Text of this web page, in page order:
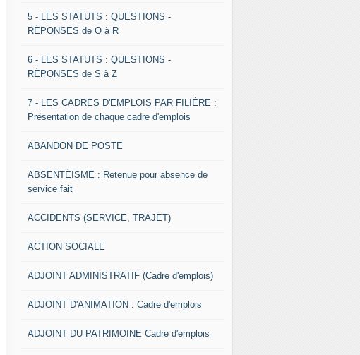
5 - LES STATUTS : QUESTIONS -
RÉPONSES de O à R
6 - LES STATUTS : QUESTIONS -
RÉPONSES de S à Z
7 - LES CADRES D'EMPLOIS PAR FILIÈRE :
Présentation de chaque cadre d'emplois
ABANDON DE POSTE
ABSENTÉISME : Retenue pour absence de
service fait
ACCIDENTS (SERVICE, TRAJET)
ACTION SOCIALE
ADJOINT ADMINISTRATIF (Cadre d'emplois)
ADJOINT D'ANIMATION : Cadre d'emplois
ADJOINT DU PATRIMOINE Cadre d'emplois